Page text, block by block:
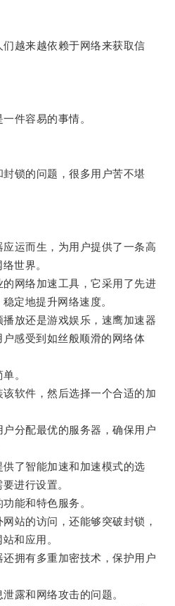
越来越依赖于网络来获取信
件容易的事情。
锁的问题，很多用户苦不堪
运而生，为用户提供了一条高
世界。
网络加速工具，它采用了先进
定地提升网络速度。
放还是游戏娱乐，速鹰加速器
感受到如丝般顺滑的网络体
。
软件，然后选择一个合适的加
分配最优的服务器，确保用户
了智能加速和加速模式的选
进行设置。
能和特色服务。
的访问，还能够突破封锁，
和应用。
拥有多重加密技术，保护用户
和网络攻击的问题。